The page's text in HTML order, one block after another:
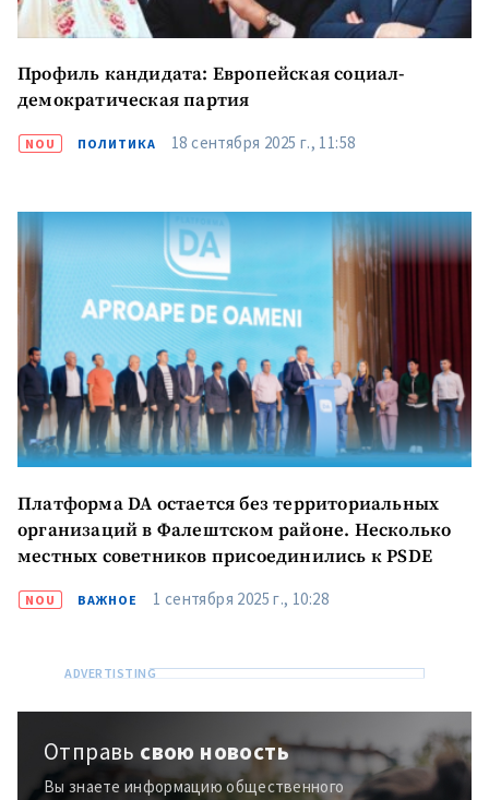
Профиль кандидата: Европейская социал-
демократическая партия
NOU ПОЛИТИКА 18 сентября 2025 г., 11:58
Платформа DA остается без территориальных
организаций в Фалештском районе. Несколько
местных советников присоединились к PSDE
NOU ВАЖНОЕ 1 сентября 2025 г., 10:28
Отправь свою новость
Вы знаете информацию общественного